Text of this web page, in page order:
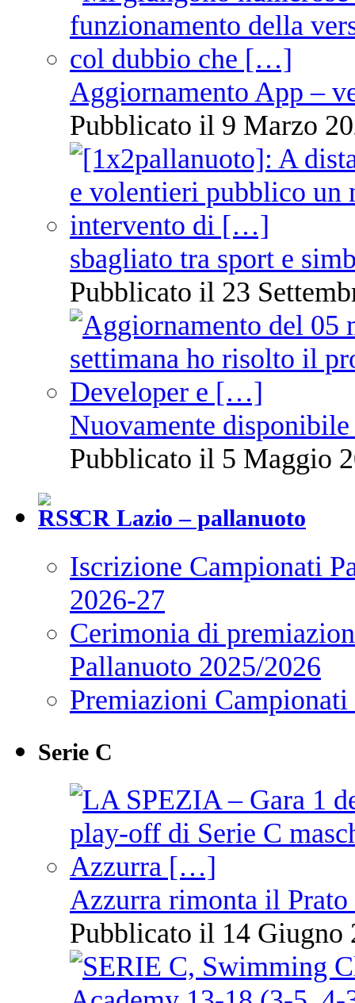
Aggiornamento App –
Pubblicato il 9 Marzo
sbagliato tra sport e
Pubblicato il 23
Nuovamente
Pubblicato il 5 Maggio
CR Lazio – pallanuoto
Iscrizione Campionati
2026-27
Cerimonia di
Pallanuoto 2025/2026
Premiazioni
Serie C
Azzurra rimonta il Prato
Pubblicato il 14 Giugno